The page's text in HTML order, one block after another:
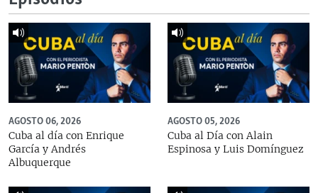
AGOSTO 06, 2026
Cuba al día con Enrique
García y Andrés
Albuquerque
AGOSTO 05, 2026
Cuba al Día con Alain
Espinosa y Luis Domínguez